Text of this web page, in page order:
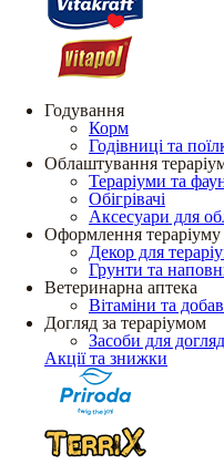
Годування
Корм
Годівниці та
Облаштування
Тераріуми та
Обігрівачі
Аксесуари для
Оформлення тераріуму
Декор для
Грунти та
Ветеринарна аптека
Вітаміни та
Догляд за тераріумом
Засоби для
Акції та знижки